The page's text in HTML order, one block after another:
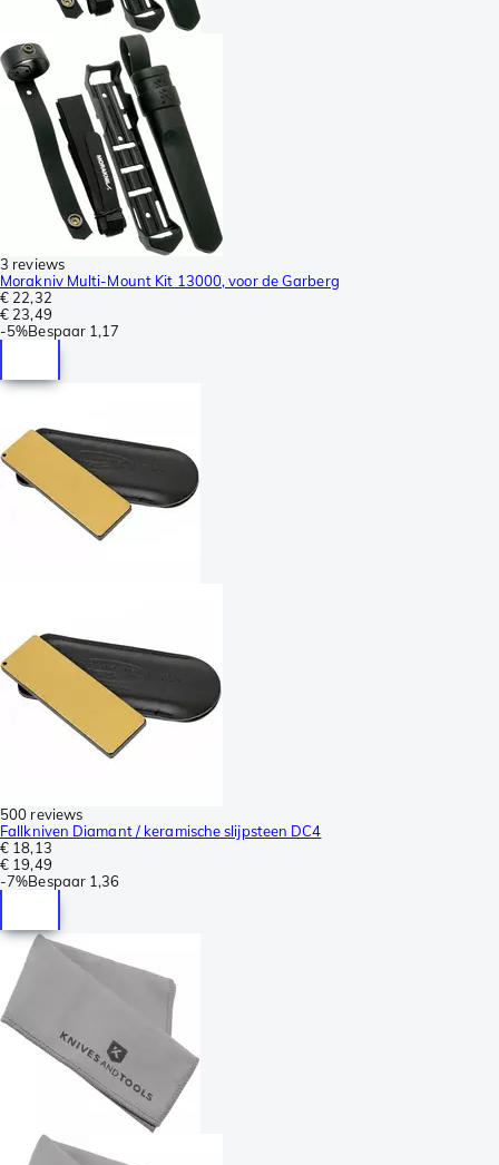
3 reviews
Morakniv Multi-Mount Kit 13000, voor de Garberg
€ 22,32
€ 23,49
-5%Bespaar 1,17
500 reviews
Fallkniven Diamant / keramische slijpsteen DC4
€ 18,13
€ 19,49
-7%Bespaar 1,36